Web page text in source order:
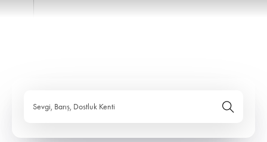
Sevgi, Barış, Dostluk Kenti